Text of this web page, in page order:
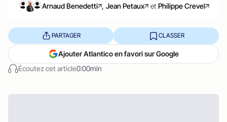
Arnaud Benedetti , Jean Petaux et Philippe Crevel
Écoutez cet article0:00min
PARTAGER CLASSER
Ajouter Atlantico en favori sur Google